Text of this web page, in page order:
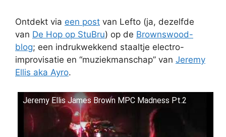
Ontdekt via een post van Lefto (ja, dezelfde
van De Hop op StuBru) op de Brownswood-
blog; een indrukwekkend staaltje electro-
improvisatie en “muziekmanschap” van Jeremy
Ellis aka Ayro.
Jeremy Ellis James Brown MPC Madness Pt.2